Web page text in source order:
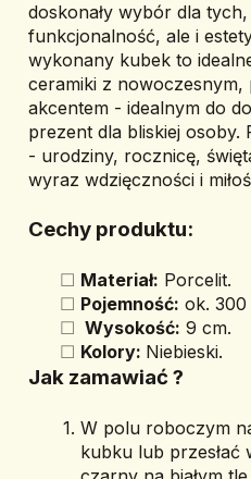
doskonały wybór dla
funkcjonalność, ale i
wykonany kubek to
ceramiki z nowoczesnym,
akcentem - idealnym do
prezent dla bliskiej osoby.
- urodziny, rocznicę,
wyraz wdzięczności i
Cechy produktu:
Materiał: Porcelit.
Pojemność: ok. 300
Wysokość: 9 cm.
Kolory: Niebieski.
Jak zamawiać ?
W polu roboczym
kubku lub przesłać